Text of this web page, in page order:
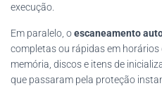
execução.
Em paralelo, oescaneamento
completas ou rápidas em horários
memória, discos e itens de
que passaram pela proteção